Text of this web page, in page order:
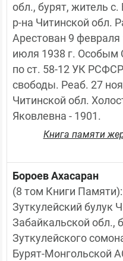
обл., бурят, житель
р-на Читинской обл.
Арестован 9 февраля
июля 1938 г.
по ст. 58-12 УК
свободы. Реаб. 27
Читинской обл.
Яковлевна - 1901.
Книга памяти
Бороев Ахасаран
(8 том Книги
Зуткулейский булук
Забайкальской обл.,
Зуткулейского
Бурят-Монгольской